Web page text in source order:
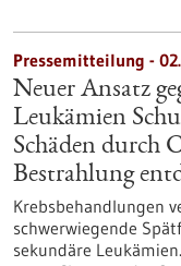
Pressemitteilung -
Neuer Ansatz
Leukämien
Schäden durch
Bestrahlung
Krebsbehandlungen
schwerwiegende
sekundäre